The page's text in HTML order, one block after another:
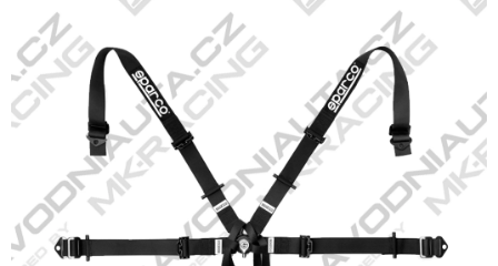
TÝM
A
SERVIS
FANOUŠCI
Profil
firmy